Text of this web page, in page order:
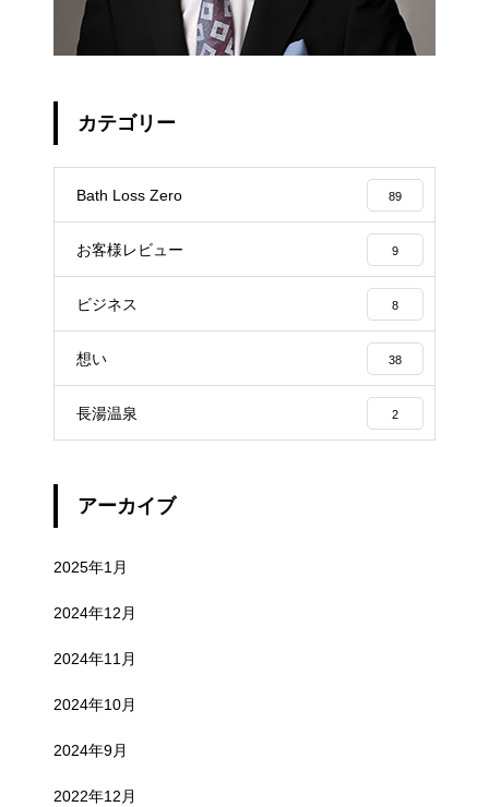
カテゴリー
Bath Loss Zero 89
お客様レビュー 9
ビジネス 8
想い 38
長湯温泉 2
アーカイブ
2025年1月
2024年12月
2024年11月
2024年10月
2024年9月
2022年12月